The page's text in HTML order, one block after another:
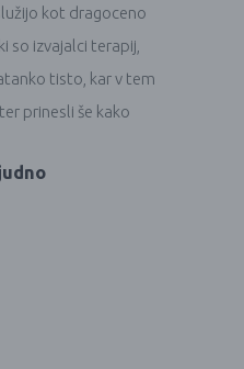
kot dragoceno
so izvajalci terapij,
tisto, kar v tem
prinesli še kako